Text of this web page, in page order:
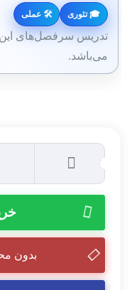
🎓 تئوری 🛠 عملی
تدریس سرفصل‌های
می‌باشد.
بدون